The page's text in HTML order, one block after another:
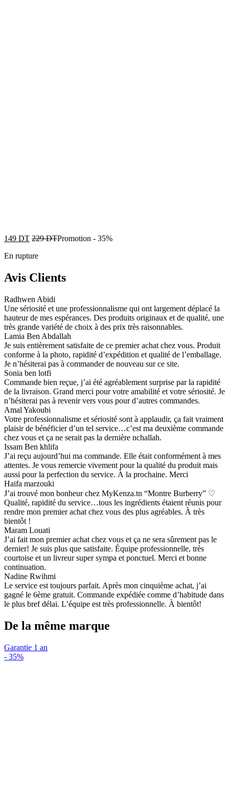
149 DT 229DTPromotion - 35%
En rupture
Avis Clients
Radhwen Abidi
Une sériosité et une professionnalisme qui ont largement déplacé la
hauteur de mes espérances. Des produits originaux et de qualité, une
très grande variété de choix à des prix très raisonnables.
Lamia Ben Abdallah
Je suis entièrement satisfaite de ce premier achat chez vous. Produit
conforme à la photo, rapidité d’expédition et qualité de l’emballage.
Je n’hésiterai pas à commander de nouveau sur ce site.
Sonia ben lotfi
Commande bien reçue, j’ai été agréablement surprise par la rapidité
de la livraison. Grand merci pour votre amabilité et votre sériosité. Je
n’hésiterai pas à revenir vers vous pour d’autres commandes.
Amal Yakoubi
Votre professionnalisme et sériosité sont à applaudir, ça fait vraiment
plaisir de bénéficier d’un tel service…c’est ma deuxième commande
chez vous et ça ne serait pas la dernière nchallah.
Issam Ben khlifa
J’ai reçu aujourd’hui ma commande. Elle était conformément à mes
attentes. Je vous remercie vivement pour la qualité du produit mais
aussi pour la perfection du service. À la prochaine. Merci
Haifa marzouki
J’ai trouvé mon bonheur chez MyKenza.tn “Montre Burberry” ♡
Qualité, rapidité du service…tous les ingrédients étaient réunis pour
rendre mon premier achat chez vous des plus agréables. À très
bientôt !
Maram Louati
J’ai fait mon premier achat chez vous et ça ne sera sûrement pas le
dernier! Je suis plus que satisfaite. Équipe professionnelle, très
courtoise et un livreur super sympa et ponctuel. Merci et bonne
continuation.
Nadine Rwihmi
Le service est toujours parfait. Après mon cinquième achat, j’ai
gagné le 6ème gratuit. Commande expédiée comme d’habitude dans
le plus bref délai. L’équipe est très professionnelle. À bientôt!
De la même marque
Garantie 1 an
- 35%